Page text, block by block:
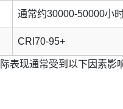
通常约30000-50000小
CRI70-95+
表现通常受到以下因素影